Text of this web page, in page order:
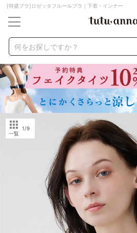
[特盛ブラ]ロゼッタフルールブラ｜下着・インナー
何をお探しですか？
ナイトブラ ノンワイヤー 特盛ブラ
折り畳み
パジャマ ストッキング
ルームウェア
育乳ブラ アームカバー
カテゴリから探す
レッグウェア
ルームウェア
一覧
1/9